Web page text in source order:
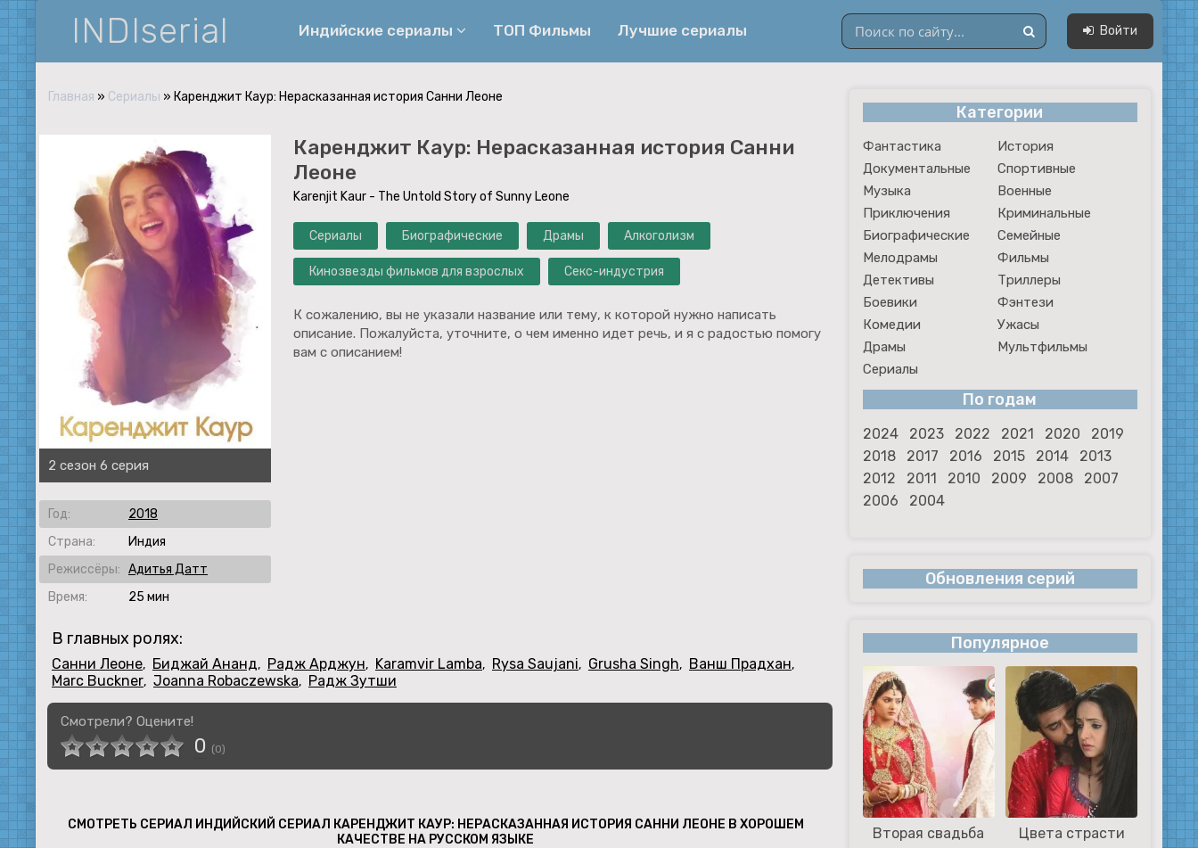
INDIserial Индийские сериалы
История
Документальные
Музыка
Военные
Криминальные
Мелодрамы
Фильмы
Триллеры
Комедии
Ужасы
Мультфильмы
Сериалы
ТОП Фильмы Лучшие сериалы Войти
Главная » Сериалы » Каренджит Каур: Нерасказанная история Санни Леоне
Каренджит Каур: Нерасказанная история Санни
Леоне
Karenjit Kaur - The Untold Story of Sunny Leone
Сериалы Биографические Драмы Алкоголизм
Кинозвезды фильмов для взрослых Секс-индустрия
К сожалению, вы не указали название или тему, к которой нужно написать
описание. Пожалуйста, уточните, о чем именно идет речь, и я с радостью помогу
вам с описанием!
2 сезон 6 серия
Год:
2018
Страна:
Индия
Режиссёры: Адитья Датт
Время:
25 мин
В главных ролях:
Санни Леоне, Биджай Ананд, Радж Арджун, Karamvir Lamba, Rysa Saujani, Grusha Singh, Ванш Прадхан,
Marc Buckner, Joanna Robaczewska, Радж Зутши
Смотрели? Оцените!
0 (0)
СМОТРЕТЬ СЕРИАЛ ИНДИЙСКИЙ СЕРИАЛ КАРЕНДЖИТ КАУР: НЕРАСКАЗАННАЯ ИСТОРИЯ САННИ ЛЕОНЕ В ХОРОШЕМ
КАЧЕСТВЕ НА РУССКОМ ЯЗЫКЕ
Категории
Фантастика
История
Документальные
Спортивные
Музыка
Военные
Приключения
Криминальные
Биографические
Семейные
Мелодрамы
Фильмы
Детективы
Триллеры
Боевики
Фэнтези
Комедии
Ужасы
Драмы
Мультфильмы
Сериалы
По годам
2024 2023 2022 2021 2020
2019
2018
2017 2016 2015 2014
2013
2012
2011 2010 2009 2008
2007
2006
2004
Обновления серий
Популярное
Вторая свадьба Цвета страсти